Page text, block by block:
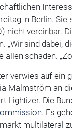
in Berlin.
nicht vereinbar.
„Wir sind dabei,
allen schaden.
verwies auf ein
Malmström an
Lightizer. Die
. Es
multilateral